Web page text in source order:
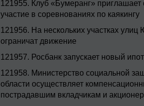
121955. Клуб «Бумеранг» приглашает
участие в соревнованиях по каякингу
121956. На нескольких участках
ограничат движение
121957. Росбанк запускает новый
121958. Министерство социальной
области осуществляет
пострадавшим вкладчикам и